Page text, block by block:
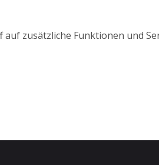
zusätzliche Funktionen und